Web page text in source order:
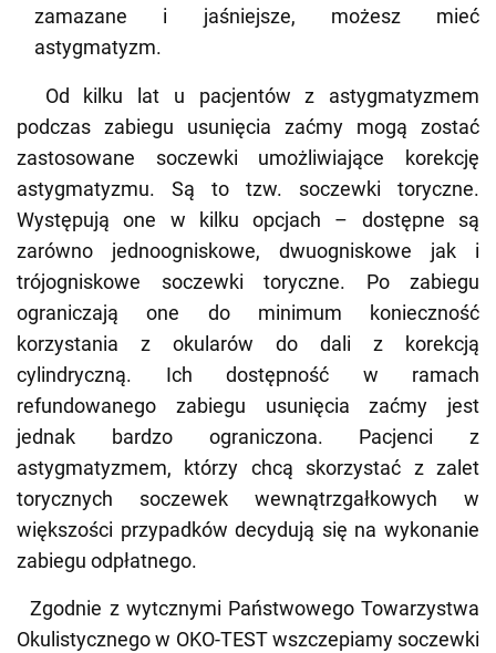
zamazane i jaśniejsze, możesz mieć
astygmatyzm.
Od kilku lat u pacjentów z astygmatyzmem
podczas zabiegu usunięcia zaćmy mogą zostać
zastosowane soczewki umożliwiające korekcję
astygmatyzmu. Są to tzw. soczewki toryczne.
Występują one w kilku opcjach – dostępne są
zarówno jednoogniskowe, dwuogniskowe jak i
trójogniskowe soczewki toryczne. Po zabiegu
ograniczają one do minimum konieczność
korzystania z okularów do dali z korekcją
cylindryczną. Ich dostępność w ramach
refundowanego zabiegu usunięcia zaćmy jest
jednak bardzo ograniczona. Pacjenci z
astygmatyzmem, którzy chcą skorzystać z zalet
torycznych soczewek wewnątrzgałkowych w
większości przypadków decydują się na wykonanie
zabiegu odpłatnego.
Zgodnie z wytcznymi Państwowego Towarzystwa
Okulistycznego w OKO-TEST wszczepiamy soczewki